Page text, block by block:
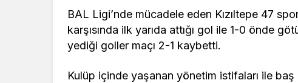
BAL Ligi’nde mücadele eden Kızıltepe 47
karşısında ilk yarıda attığı gol ile 1-0 önde
yediği goller maçı 2-1 kaybetti.
Kulüp içinde yaşanan yönetim istifaları ile